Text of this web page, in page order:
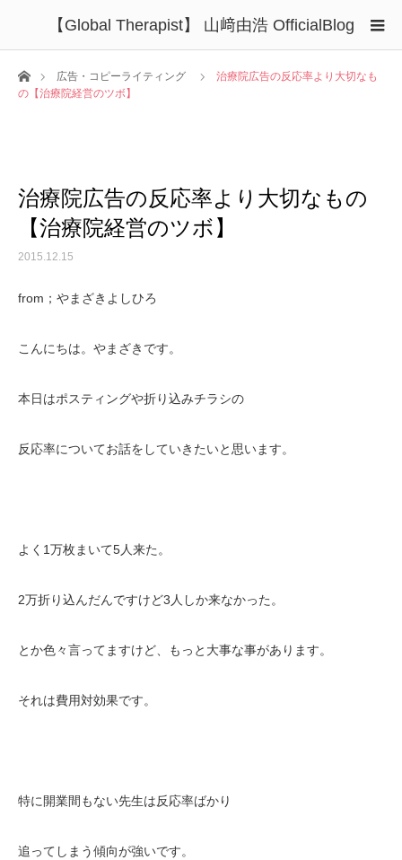
【Global Therapist】 山﨑由浩 OfficialBlog
ホーム広告・コピーライティング
治療院広告の反応率より大切なも
の【治療院経営のツボ】
治療院広告の反応率より大切なもの
【治療院経営のツボ】
2015.12.15
from；やまざきよしひろ
こんにちは。やまざきです。
本日はポスティングや折り込みチラシの
反応率についてお話をしていきたいと思います。
よく1万枚まいて5人来た。
2万折り込んだんですけど3人しか来なかった。
とか色々言ってますけど、もっと大事な事があります。
それは費用対効果です。
特に開業間もない先生は反応率ばかり
追ってしまう傾向が強いです。